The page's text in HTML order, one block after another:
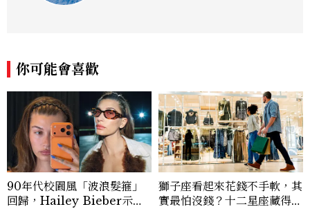
你可能會喜歡
90年代校園風「波浪髮箍」
回歸，Hailey Bieber示範
獅子座看起來花錢不手軟，其
實最怕沒錢？十二星座藏得最